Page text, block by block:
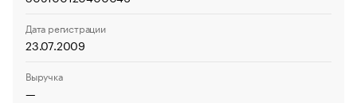
Дата регистрации
23.07.2009
Выручка
—